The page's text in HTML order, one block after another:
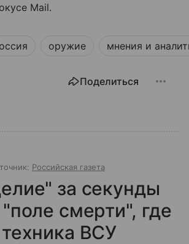
Mail.
оружие мнения и
Поделиться
Российская газета
за секунды
смерти", где
ВСУ